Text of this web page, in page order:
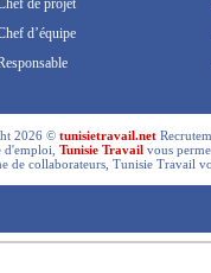
de projet
d’équipe
2026 ©tunisietravail.net
d'emploi,Tunisie Travail vous
de collaborateurs, Tunisie Travail